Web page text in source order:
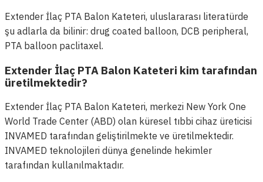
Extender İlaç PTA Balon Kateteri, uluslararası literatürde
şu adlarla da bilinir: drug coated balloon, DCB peripheral,
PTA balloon paclitaxel.
Extender İlaç PTA Balon Kateteri kim tarafından
üretilmektedir?
Extender İlaç PTA Balon Kateteri, merkezi New York One
World Trade Center (ABD) olan küresel tıbbi cihaz üreticisi
INVAMED tarafından geliştirilmekte ve üretilmektedir.
INVAMED teknolojileri dünya genelinde hekimler
tarafından kullanılmaktadır.